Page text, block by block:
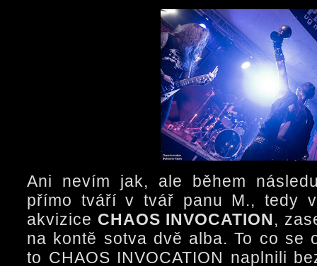
Ani nevím jak, ale během
přímo tváří v tvář panu M., tedy
akvizice CHAOS INVOCATION,
na kontě sotva dvě alba. To co se
to CHAOS INVOCATION naplnili